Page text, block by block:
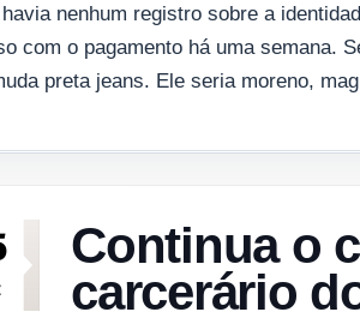
nenhum registro sobre a
com o pagamento há uma semana.
preta jeans. Ele seria moreno,
Continua o
carcerário